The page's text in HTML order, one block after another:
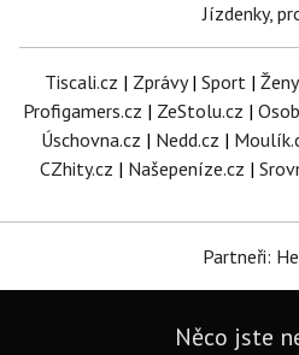
Jízdenky,
Tiscali.cz | Zprávy| Sport | Ženy
Profigamers.cz | ZeStolu.cz |
Úschovna.cz | Nedd.cz |
CZhity.cz | Našepeníze.cz |
Partneři:
Něco jste